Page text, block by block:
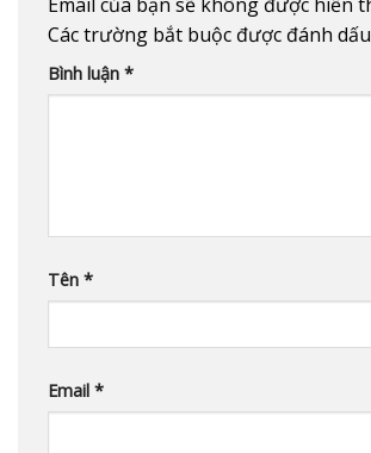
Các trường bắt buộc được đánh dấu
Bình luận *
Tên *
Email *